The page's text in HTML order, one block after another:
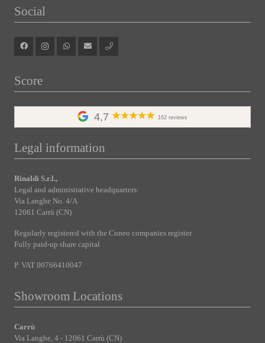
Legal information
Rinaldi S.r.l.,
Legal and administrative headquarters:
Via Langhe No. 4/A
12061 Carrù (CN)
Regularly registered with the Cuneo companies register
Fully paid-up share capital
P. VAT 00766410047
Showroom Locations
Carrù
Via Langhe, 4 - 12061 Carrù (CN)
Social
Score
4,7 162 reviews